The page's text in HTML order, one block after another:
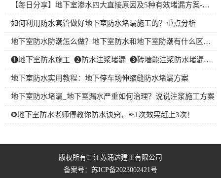
【每日分享】地下室渗水四大直接原因及5种有效堵漏方案-优秀
如何利用防水套管做好地下室防水堵漏施工的？重点分析
地下室防水防潮怎么做？地下室防水和地下室防潮有什么区别？
➊地下室防水施工_➋防水注浆堵漏_➌砖墙能注浆防水堵漏吗？
地下室防水实用教程：地下停车场伸缩缝防水堵漏方案
地下室防水堵漏_地下室漏水严重如何治理？说说注浆施工方案
✪地下室防水老师傅教你防水诀窍，✒1次效果赶上3次！
版权所有：江苏涌达建工有限公司
备案号： 苏ICP备2023002421号